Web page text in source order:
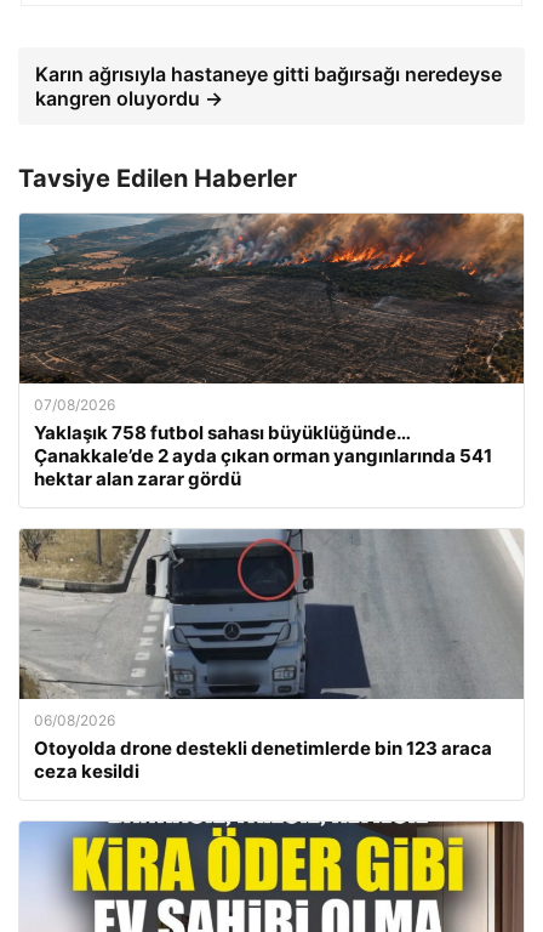
Karın ağrısıyla hastaneye gitti bağırsağı neredeyse
kangren oluyordu →
Tavsiye Edilen Haberler
07/08/2026
Yaklaşık 758 futbol sahası büyüklüğünde…
Çanakkale’de 2 ayda çıkan orman yangınlarında 541
hektar alan zarar gördü
06/08/2026
Otoyolda drone destekli denetimlerde bin 123 araca
ceza kesildi